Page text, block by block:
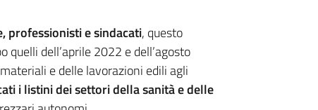
professionisti e sindacati, questo
dell’aprile 2022 e dell’agosto
e delle lavorazioni edili agli
i listini dei settori della sanità e delle